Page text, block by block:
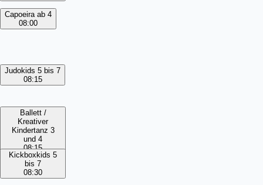
Capoeira ab 4
08:00
Judokids 5 bis 7
08:15
Ballett /
Kreativer
Kindertanz 3
und 4
08:15
Kickboxkids 5
bis 7
08:30